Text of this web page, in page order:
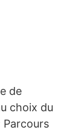
de
choix du
Parcours